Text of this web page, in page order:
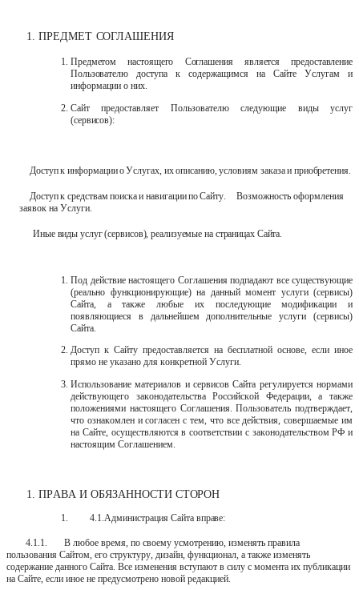
ПРЕДМЕТ СОГЛАШЕНИЯ
Предметом настоящего Соглашения является предоставление
Пользователю доступа к содержащимся на Сайте Услугам и
информации о них.
Сайт
предоставляет Пользователю следующие виды
услуг
(сервисов):
Доступк информацииоУслугах, ихописанию, условиям заказаи приобретения.
Доступк средствампоискаи навигациипоСайту.
Возможность оформления
заявок на Услуги.
Иные виды услуг (сервисов), реализуемые на страницах Сайта.
Под действие настоящего Соглашения подпадают все существующие
(реально функционирующие) на данный момент услуги (сервисы)
Сайта, а также любые их последующие модификации и
появляющиеся в дальнейшем дополнительные услуги (сервисы)
Сайта.
Доступ к Сайту предоставляется на бесплатной основе, если иное
прямо не указано для конкретной Услуги.
Использование материалов и сервисов Сайта регулируется нормами
действующего законодательства Российской Федерации, а также
положениями настоящего Соглашения. Пользователь подтверждает,
что ознакомлен и согласен с тем, что все действия, совершаемые им
на Сайте, осуществляются в соответствии с законодательством РФ и
настоящим Соглашением.
ПРАВА И ОБЯЗАННОСТИСТОРОН
4.1.Администрация Сайтавправе:
4.1.1.
В любое время, по своему усмотрению, изменять правила
пользования Сайтом, его структуру, дизайн, функционал, а также изменять
содержание данного Сайта. Все изменения вступают в силу с момента их публикации
на Сайте, если иное не предусмотрено новой редакцией.